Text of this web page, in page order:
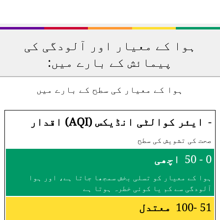
ہوا کے معیار اور آلودگی کی
پیمائش کے بارے میں:
ہوا کے معیار کی سطح کے بارے میں
- ایئر کوالٹی انڈیکس (AQI) اقدار
صحت کی تشویش کی سطح
0 - 50 اچھی
ہوا کے معیار کو تسلی بخش سمجھا جاتا ہے، اور ہوا
آلودگی سے کم یا کوئی خطرہ ہوتا ہے
51 -100 معتدل